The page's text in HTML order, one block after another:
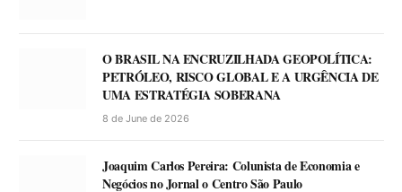
O BRASIL NA ENCRUZILHADA GEOPOLÍTICA:
PETRÓLEO, RISCO GLOBAL E A URGÊNCIA DE
UMA ESTRATÉGIA SOBERANA
8 de June de 2026
Joaquim Carlos Pereira: Colunista de Economia e
Negócios no Jornal o Centro São Paulo